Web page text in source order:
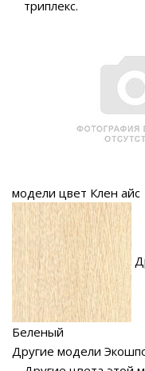
триплекс.
модели цвет Клен айс
Беленый
Другие модели